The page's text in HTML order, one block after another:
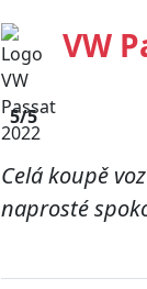
VW
5/5
Celá koupě
naprosté